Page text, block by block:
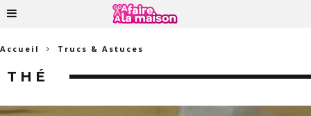
Accueil Trucs & Astuces
THÉ